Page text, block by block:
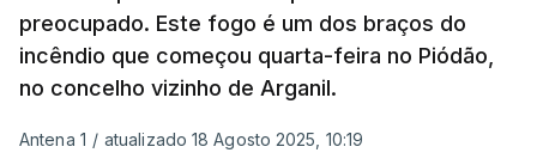
preocupado. Este fogo é um dos braços do
incêndio que começou quarta-feira no Piódão,
no concelho vizinho de Arganil.
Antena 1 / atualizado 18 Agosto 2025, 10:19